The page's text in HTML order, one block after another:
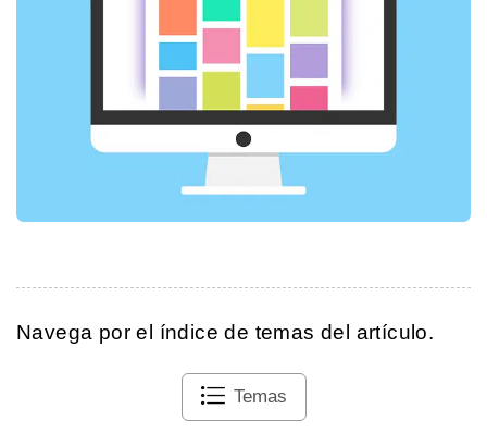
Navega por el índice de temas del artículo.
Temas